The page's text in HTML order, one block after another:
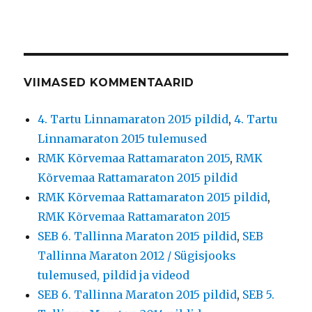
VIIMASED KOMMENTAARID
4. Tartu Linnamaraton 2015 pildid,4. Tartu
Linnamaraton 2015 tulemused
RMK Kõrvemaa Rattamaraton 2015,RMK
Kõrvemaa Rattamaraton 2015 pildid
RMK Kõrvemaa Rattamaraton 2015 pildid,
RMK Kõrvemaa Rattamaraton 2015
SEB 6. Tallinna Maraton 2015 pildid, SEB
Tallinna Maraton 2012 / Sügisjooks
tulemused, pildid ja videod
SEB 6. Tallinna Maraton 2015 pildid, SEB 5.